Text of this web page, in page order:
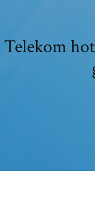
Telekom